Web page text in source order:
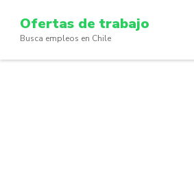
content
(Press
Ofertas de trabajo
Busca empleos en Chile